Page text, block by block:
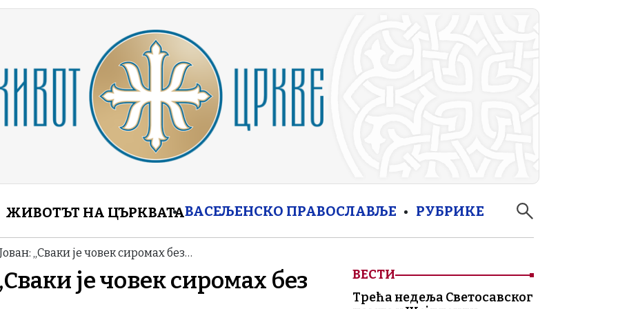
ЖИВОТЪТ НА ЦЪРКВАТАВАСЕЉЕНСКО ПРАВОСЛАВЉЕ РУБРИКЕ
„Сваки је човек сиромах без…
је човек сиромах без
ВЕСТИ
Трећа недеља Светосавског